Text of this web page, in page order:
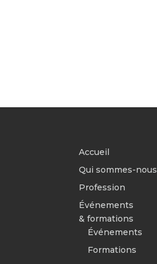
Accueil
Qui sommes-nous
Profession
Événements
& formations
Événements
Formations